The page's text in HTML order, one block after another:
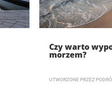
Czy warto
morzem?
UTWORZONE PRZEZ